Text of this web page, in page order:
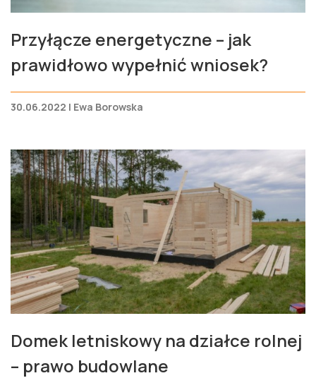
Przyłącze energetyczne – jak
prawidłowo wypełnić wniosek?
30.06.2022 | Ewa Borowska
Domek letniskowy na działce rolnej
– prawo budowlane